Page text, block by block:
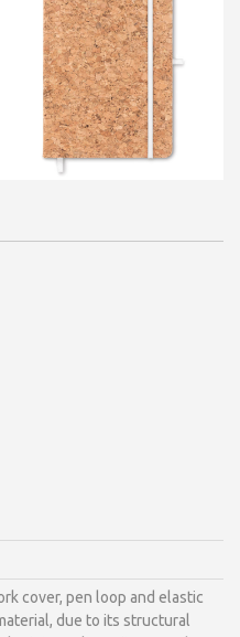
cover, pen loop and elastic
due to its structural